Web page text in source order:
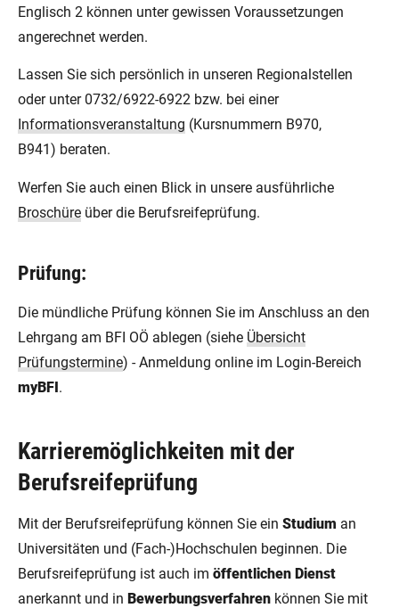
Englisch 2 können unter gewissen Voraussetzungen
angerechnet werden.
Lassen Sie sich persönlich in unseren Regionalstellen
oder unter 0732/6922-6922 bzw. bei einer
Informationsveranstaltung (Kursnummern B970,
B941) beraten.
Werfen Sie auch einen Blick in unsere ausführliche
Broschüre über die Berufsreifeprüfung.
Prüfung:
Die mündliche Prüfung können Sie im Anschluss an den
Lehrgang am BFI OÖ ablegen (siehe Übersicht
Prüfungstermine) - Anmeldung online im Login-Bereich
myBFI .
Karrieremöglichkeiten mit der
Berufsreifeprüfung
Mit der Berufsreifeprüfung können Sie ein Studium an
Universitäten und (Fach-)Hochschulen beginnen. Die
Berufsreifeprüfung ist auch im öffentlichen Dienst
anerkannt und in Bewerbungsverfahren können Sie mit